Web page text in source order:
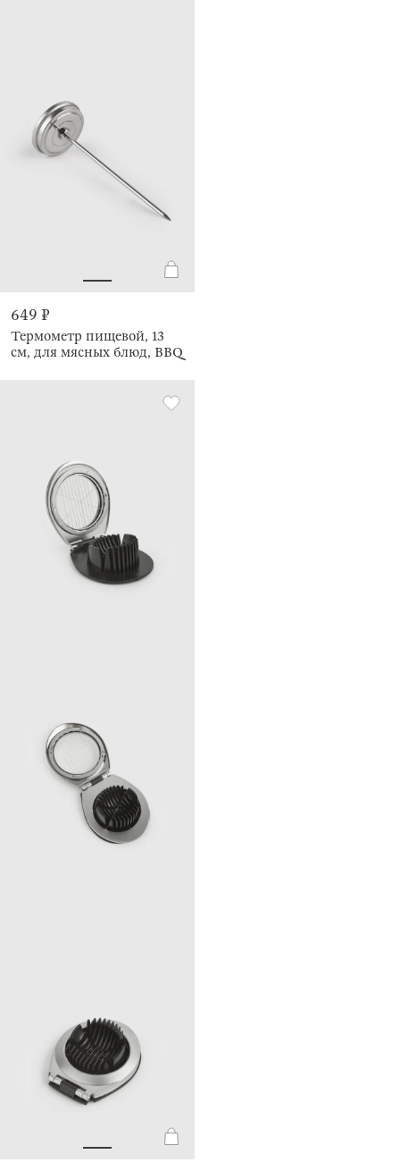
649 ₽
Термометр пищевой, 13
см, для мясных блюд, BBQ